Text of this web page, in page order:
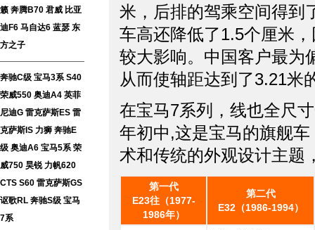
籁 奔腾B70 君威 比亚
迪F6 马自达6 蓝瑟 东
方之子
奔驰C级 宝马3系 S40
荣威550 奥迪A4 英菲
尼迪G 雷克萨斯ES 雷
克萨斯IS 力狮 奔驰E
级 奥迪A6 宝马5系 荣
威750 昊锐 力帆620
CTS S60 雷克萨斯GS
讴歌RL 奔驰S级 宝马
7系
米，后排的驾乘空间得到
车高还降低了1.5个厘米
较大影响。中国客户最为
从而使轴距达到了3.21米
在宝马7系列，线也全尺
年初中,这是宝马的旗舰
术和传统的外观设计主题
第一代
E23往（1977-
1986年）
第二代
E32（1986-1994）